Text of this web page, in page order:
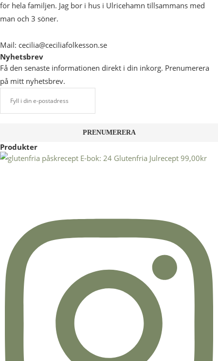
för hela familjen. Jag bor i hus i Ulricehamn tillsammans med
man och 3 söner.
Mail: cecilia@ceciliafolkesson.se
Nyhetsbrev
Få den senaste informationen direkt i din inkorg. Prenumerera
på mitt nyhetsbrev.
Produkter
E-bok: 24 Glutenfria Julrecept 99,00kr